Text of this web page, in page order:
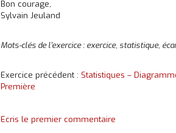
Bon courage,
Sylvain Jeuland
Mots-clés de l’exercice : exercice, statistique,
Exercice précédent : Statistiques –
Première
Ecris le premier commentaire